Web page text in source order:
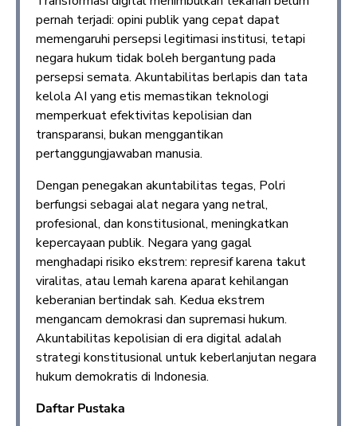
pernah terjadi: opini publik yang cepat dapat
memengaruhi persepsi legitimasi institusi, tetapi
negara hukum tidak boleh bergantung pada
persepsi semata. Akuntabilitas berlapis dan tata
kelola AI yang etis memastikan teknologi
memperkuat efektivitas kepolisian dan
transparansi, bukan menggantikan
pertanggungjawaban manusia.
Dengan penegakan akuntabilitas tegas, Polri
berfungsi sebagai alat negara yang netral,
profesional, dan konstitusional, meningkatkan
kepercayaan publik. Negara yang gagal
menghadapi risiko ekstrem: represif karena takut
viralitas, atau lemah karena aparat kehilangan
keberanian bertindak sah. Kedua ekstrem
mengancam demokrasi dan supremasi hukum.
Akuntabilitas kepolisian di era digital adalah
strategi konstitusional untuk keberlanjutan negara
hukum demokratis di Indonesia.
Daftar Pustaka